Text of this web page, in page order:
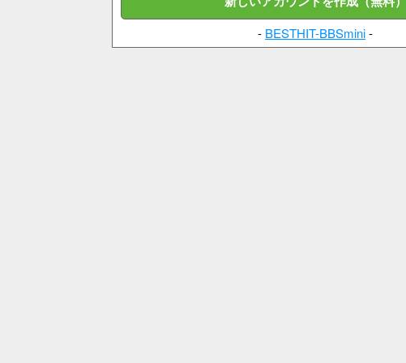
- BESTHIT-BBSmini-